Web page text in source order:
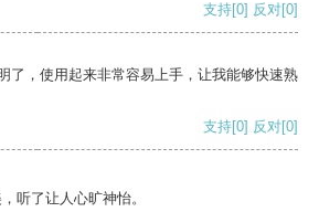
支持[0] 反对[0]
了，使用起来非常容易上手，让我能够快速熟
支持[0] 反对[0]
听了让人心旷神怡。